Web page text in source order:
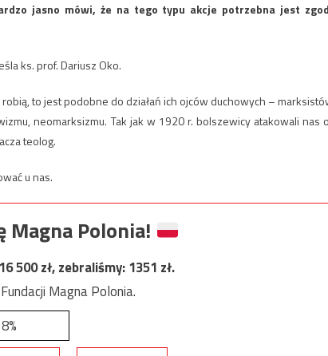
jasno mówi, że na tego typu akcje potrzebna jest
ks. prof. Dariusz Oko.
to jest podobne do działań ich ojców duchowych –
neomarksizmu. Tak jak w 1920 r. bolszewicy atakowali nas
teolog.
u nas.
Magna Polonia!
16 500zł, zebraliśmy:1351 zł.
Magna Polonia.
8%